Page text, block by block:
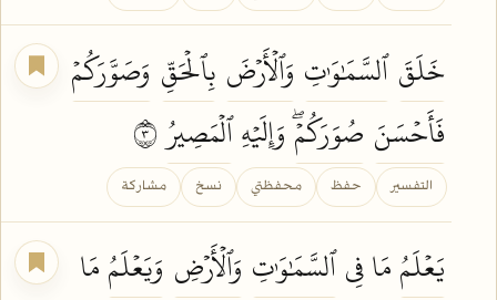
خَلَقَٱلسَّمَٰوَٰتِ وَٱلۡأَرۡضَ بِٱلۡحَقِّ وَصَوَّرَكُمۡ
فَأَحۡسَنَ صُوَرَكُمۡۖوَإِلَيۡهِٱلۡمَصِيرُ
التفسير حفظ محفظتي نسخ مشاركة
يَعۡلَمُمَا فِيٱلسَّمَٰوَٰتِ وَٱلۡأَرۡضِ وَيَعۡلَمُمَا